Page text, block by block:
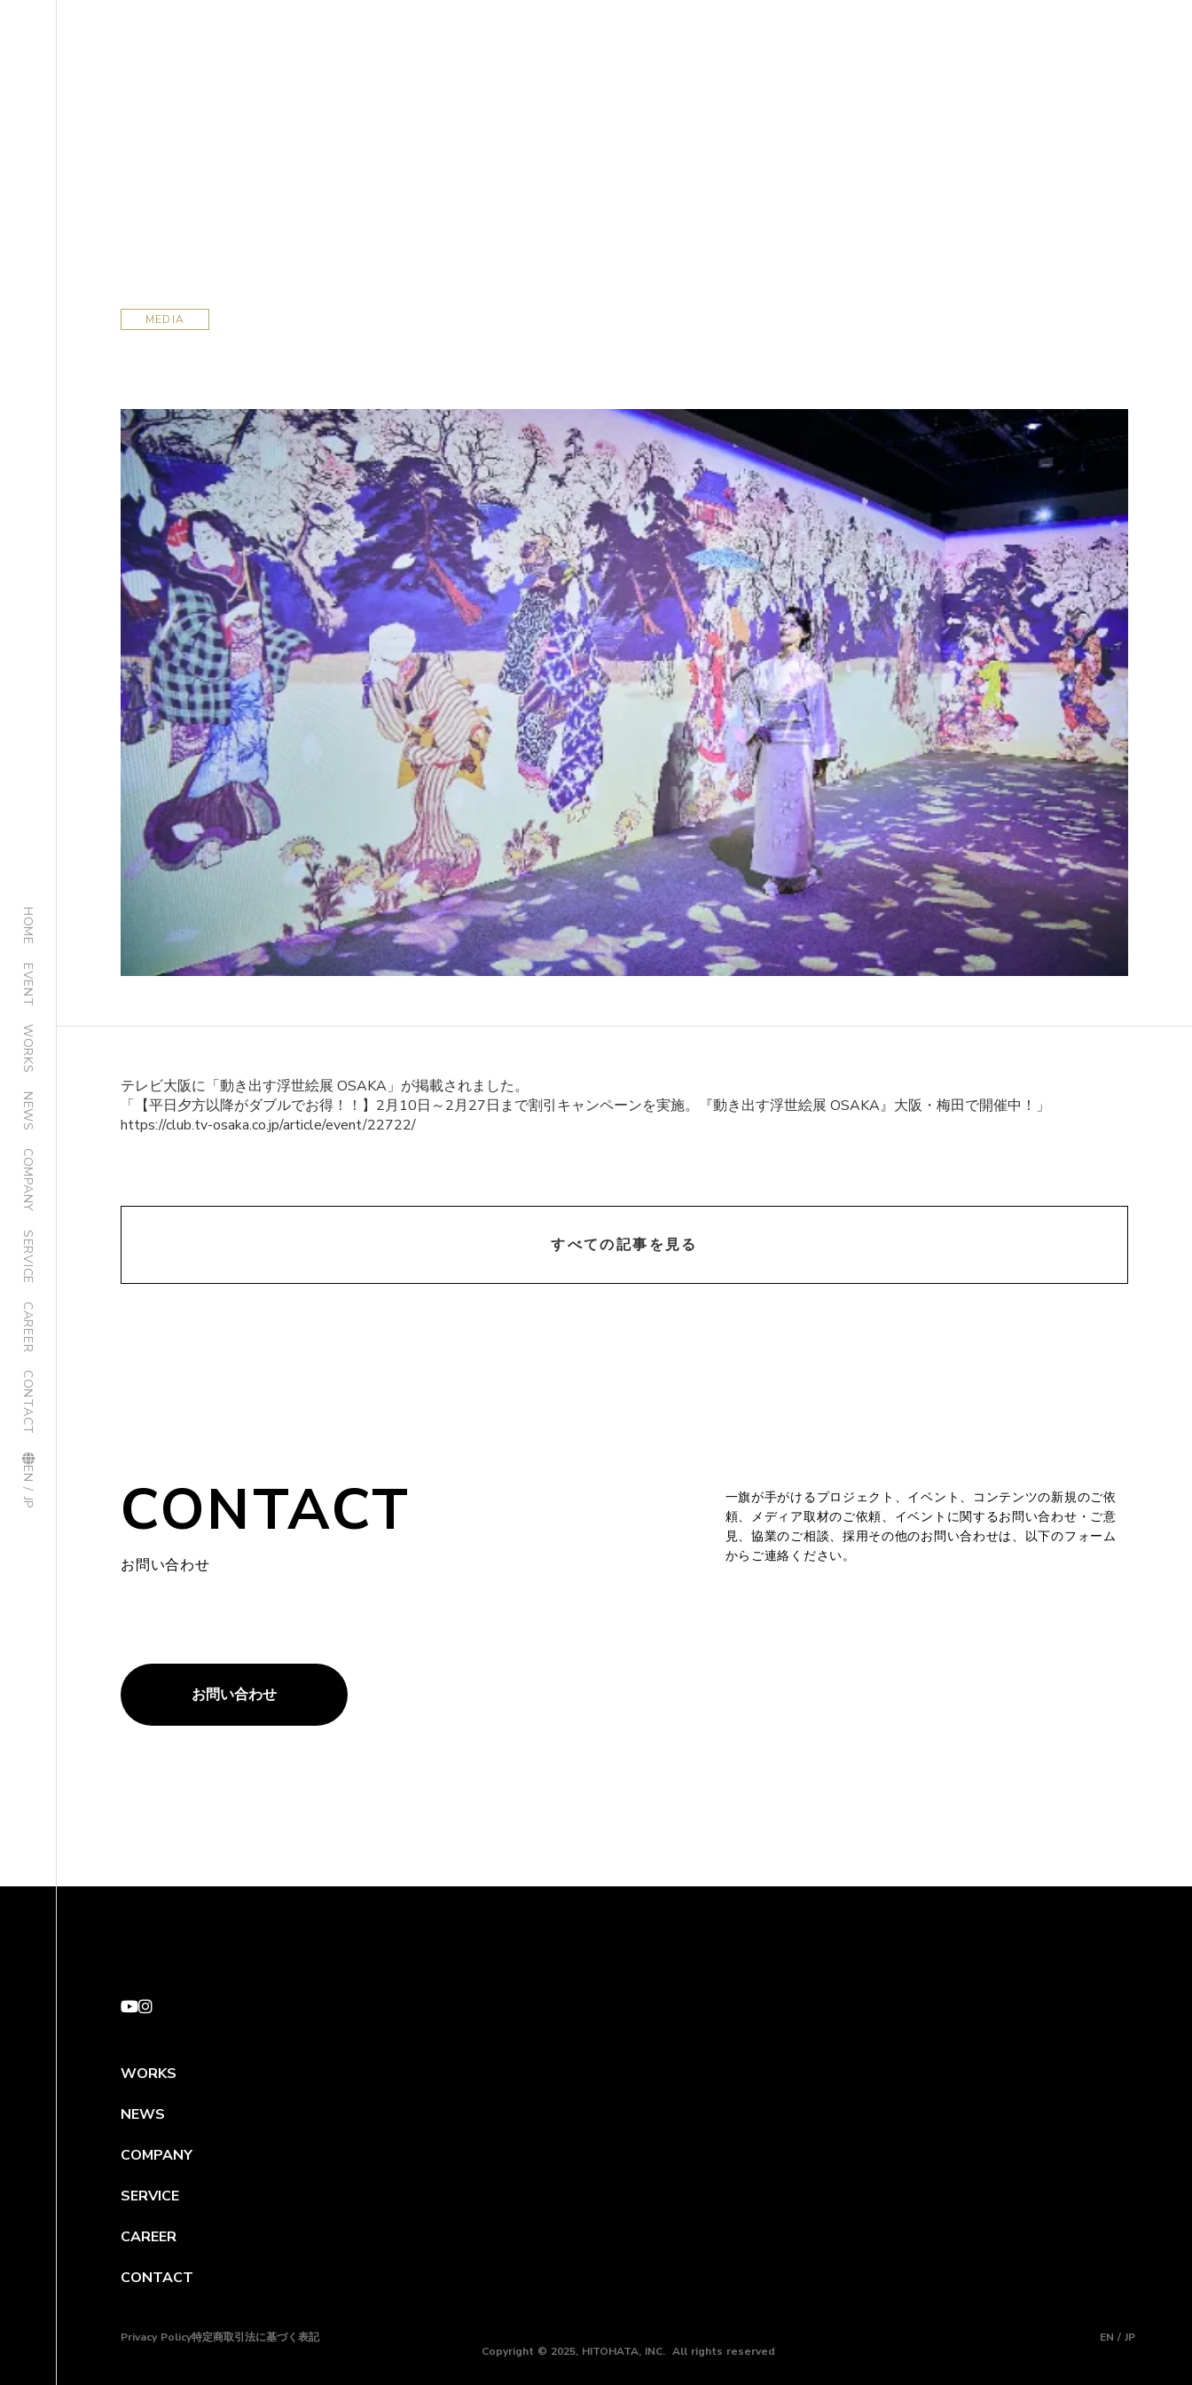
HOME
EVENT
WORKS
NEWS
COMPANY
SERVICE
CAREER
CONTACT
EN / JP
MEDIA
テレビ大阪に「動き出す浮世絵展 OSAKA」が掲載されました。
「【平日夕方以降がダブルでお得！！】2月10日～2月27日まで割引キャンペーンを実施。『動き出す浮世絵展 OSAKA』大阪・梅田で開催中！」
https://club.tv-osaka.co.jp/article/event/22722/
すべての記事を見る
CONTACT
お問い合わせ
一旗が手がけるプロジェクト、イベント、コンテンツの新規のご依
頼、メディア取材のご依頼、イベントに関するお問い合わせ・ご意
見、協業のご相談、採用その他のお問い合わせは、以下のフォーム
からご連絡ください。
お問い合わせ
WORKS
NEWS
COMPANY
SERVICE
CAREER
CONTACT
Privacy Policy特定商取引法に基づく表記
EN / JP
Copyright © 2025, HITOHATA, INC. All rights reserved